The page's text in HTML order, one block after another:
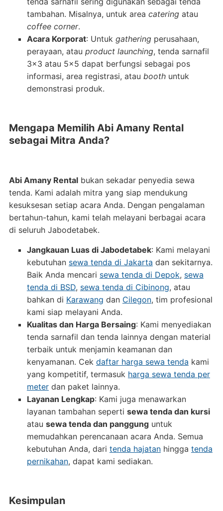
tambahan. Misalnya, untuk area cateringatau
coffee corner.
Acara Korporat: Untuk gatheringperusahaan,
perayaan, atau product launching, tenda sarnafil
3×3 atau 5×5 dapat berfungsi sebagai pos
informasi, area registrasi, atau boothuntuk
demonstrasi produk.
Mengapa Memilih Abi Amany Rental
sebagai Mitra Anda?
Abi Amany Rentalbukan sekadar penyedia sewa
tenda. Kami adalah mitra yang siap mendukung
kesuksesan setiap acara Anda. Dengan pengalaman
bertahun-tahun, kami telah melayani berbagai acara
di seluruh Jabodetabek.
Jangkauan Luas di Jabodetabek: Kami melayani
kebutuhan sewa tenda di Jakarta dan sekitarnya.
Baik Anda mencari sewa tenda di Depok, sewa
tenda di BSD, sewa tenda di Cibinong, atau
bahkan di Karawang dan Cilegon, tim profesional
kami siap melayani Anda.
Kualitas dan Harga Bersaing: Kami menyediakan
tenda sarnafil dan tenda lainnya dengan material
terbaik untuk menjamin keamanan dan
kenyamanan. Cek daftar harga sewa tenda kami
yang kompetitif, termasuk harga sewa tenda per
meterdan paket lainnya.
Layanan Lengkap: Kami juga menawarkan
layanan tambahan seperti sewa tenda dan kursi
atau sewa tenda dan panggunguntuk
memudahkan perencanaan acara Anda. Semua
kebutuhan Anda, dari tenda hajatanhingga tenda
pernikahan, dapat kami sediakan.
Kesimpulan